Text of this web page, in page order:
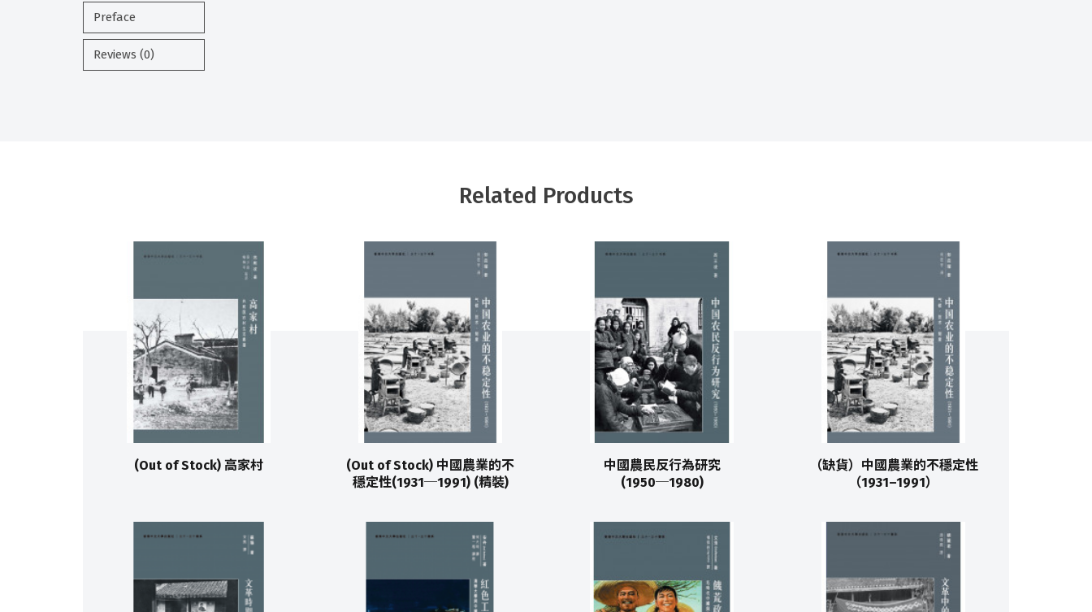
Preface
Reviews (0)
Related Products
(Out of Stock) 高家村
(Out of Stock) 中國農業的不
穩定性(1931─1991) (精裝)
中國農民反行為研究
(1950─1980)
（缺貨）中國農業的不穩定性
（1931–1991）